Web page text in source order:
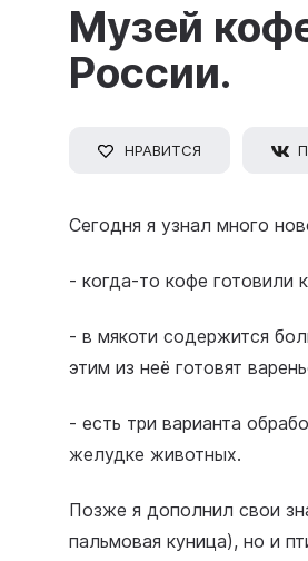
Музей
России.
НРАВИТСЯ
Сегодня я узнал много
- когда-то кофе готовили
- в мякоти содержится
этим из неё готовят
- есть три варианта
желудке животных.
Позже я дополнил свои
пальмовая куница), но и